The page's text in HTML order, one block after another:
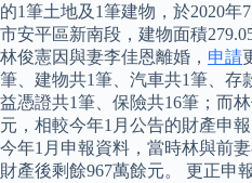
的1筆土地及1筆建物，於2020年
市安平區新南段，建物面積
林俊憲因與妻李佳恩離婚， 申請
筆、建物共1筆、汽車共1筆、存
益憑證共1筆、保險共16筆；而
元，相較今年1月公告的財產申
今年1月申報資料，當時林與前
財產後剩餘967萬餘元。 更正申